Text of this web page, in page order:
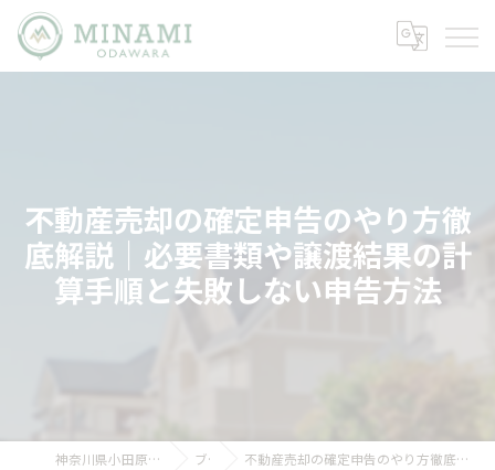
不動産売却の確定申告のやり方徹
底解説｜必要書類や譲渡結果の計
算手順と失敗しない申告方法
神奈川県小田原市の不動産ならミナミノイエ ブログ 不動産売却の確定申告のやり方徹底解説｜必要書類や譲渡結果の計算手順と失敗しない申告方法